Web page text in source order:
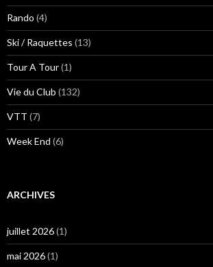
Rando (4)
Ski / Raquettes (13)
Tour A Tour(1)
Vie du Club (132)
VTT (7)
Week End (6)
ARCHIVES
juillet 2026(1)
mai 2026(1)